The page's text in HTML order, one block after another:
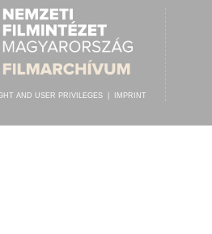
AND USER PRIVILEGES IMPRINT